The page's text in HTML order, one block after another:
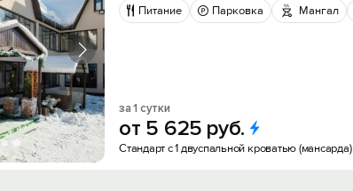
Питание Парковка Мангал
за 1 сутки
от 5 625 руб.
Стандарт с 1 двуспальной кроватью (мансарда)